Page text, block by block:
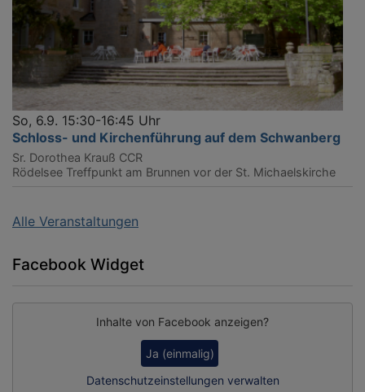
So, 6.9. 15:30-16:45 Uhr
Schloss- und Kirchenführung auf dem Schwanberg
Sr. Dorothea Krauß CCR
Rödelsee Treffpunkt am Brunnen vor der St. Michaelskirche
Alle Veranstaltungen
Facebook Widget
Inhalte von Facebook anzeigen?
Ja (einmalig)
Datenschutzeinstellungen verwalten